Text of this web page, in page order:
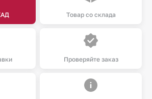
Товар со склада
Проверяйте заказ